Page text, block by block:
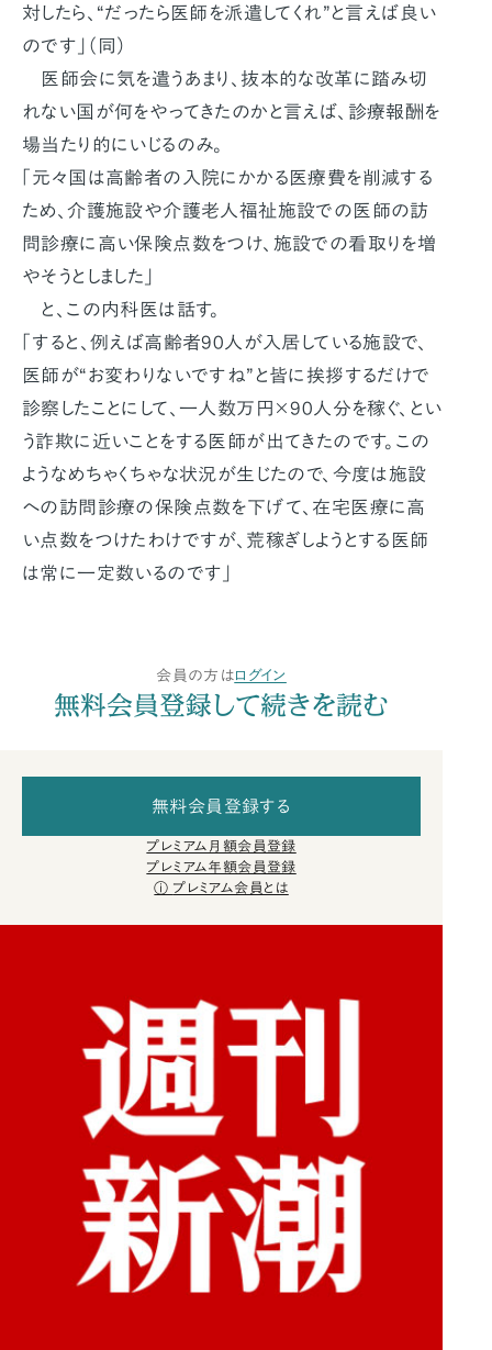
対したら、“だったら医師を派遣してくれ”と言えば良い
のです」（同）
医師会に気を遣うあまり、抜本的な改革に踏み切
れない国が何をやってきたのかと言えば、診療報酬を
場当たり的にいじるのみ。
「元々国は高齢者の入院にかかる医療費を削減する
ため、介護施設や介護老人福祉施設での医師の訪
問診療に高い保険点数をつけ、施設での看取りを増
やそうとしました」
と、この内科医は話す。
「すると、例えば高齢者90人が入居している施設で、
医師が“お変わりないですね”と皆に挨拶するだけで
診察したことにして、一人数万円×90人分を稼ぐ、とい
う詐欺に近いことをする医師が出てきたのです。この
ようなめちゃくちゃな状況が生じたので、今度は施設
への訪問診療の保険点数を下げて、在宅医療に高
い点数をつけたわけですが、荒稼ぎしようとする医師
は常に一定数いるのです」
会員の方はログイン
無料会員登録して続きを読む
無料会員登録する
プレミアム月額会員登録
プレミアム年額会員登録
プレミアム会員とは